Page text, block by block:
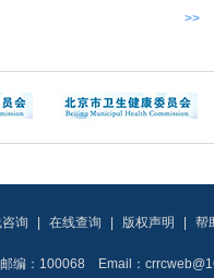
>>
询 在线查询 版权声明 帮
编：100068 Email：